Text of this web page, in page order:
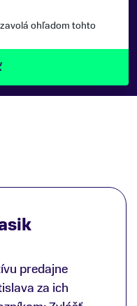
ohľadom tohto
predajne
za ich